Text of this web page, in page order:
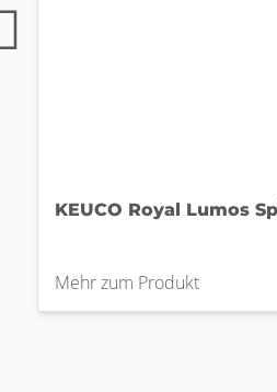
KEUCO Royal Lumos
Mehr zum Produkt